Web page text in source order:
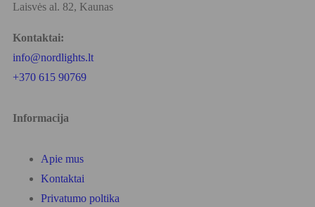
Laisvės al. 82, Kaunas
Kontaktai:
info@nordlights.lt
+370 615 90769
Informacija
Apie mus
Kontaktai
Privatumo poltika